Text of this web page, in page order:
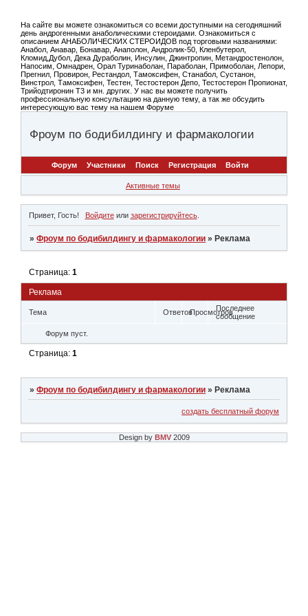
На сайте вы можете ознакомиться со всеми доступными на сегодняшний
день андрогенными анаболическими стероидами. Ознакомиться с
описанием АНАБОЛИЧЕСКИХ СТЕРОИДОВ под торговыми названиями:
Анабол, Анавар, Бонавар, Анаполон, Андролик-50, Кленбутерол,
Кломид,Дубол, Дека Дураболин, Инсулин, Джинтропин, Метандростенолон,
Напосим, Омнадрен, Орал Туринаболан, Параболан, Примоболан, Лепори,
Прегнил, Провирон, Рестандол, Тамоксифен, Станабол, Сустанон,
Винстрол, Тамоксифен, Тестен, Тестостерон Депо, Тестостерон Пропионат,
Трийодтиронин Т3 и мн. других. У нас вы можете получить
профессиональную консультацию на данную тему, а так же обсудить
интересующую вас тему на нашем Форуме
Фроум по бодибилдингу и фармакологии
Форум Участники Поиск Регистрация Войти
Активные темы
Привет, Гость! Войдитеили зарегистрируйтесь.
»Фроум по бодибилдингу и фармакологии » Реклама
Реклама
Страница:1
Тема ОтветовПросмотровПоследнее
сообщение
Форум пуст.
Страница:1
»Фроум по бодибилдингу и фармакологии »Реклама
создать бесплатный форум
Design by BMV2009